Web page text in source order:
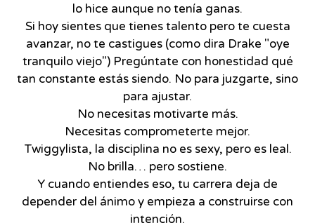
lo hice aunque no tenía ganas.
Si hoy sientes que tienes talento pero te cuesta
avanzar, no te castigues (como dira Drake "oye
tranquilo viejo") Pregúntate con honestidad qué
tan constante estás siendo. No para juzgarte, sino
para ajustar.
No necesitas motivarte más.
Necesitas comprometerte mejor.
Twiggylista, la disciplina no es sexy, pero es leal.
No brilla… pero sostiene.
Y cuando entiendes eso, tu carrera deja de
depender del ánimo y empieza a construirse con
intención.